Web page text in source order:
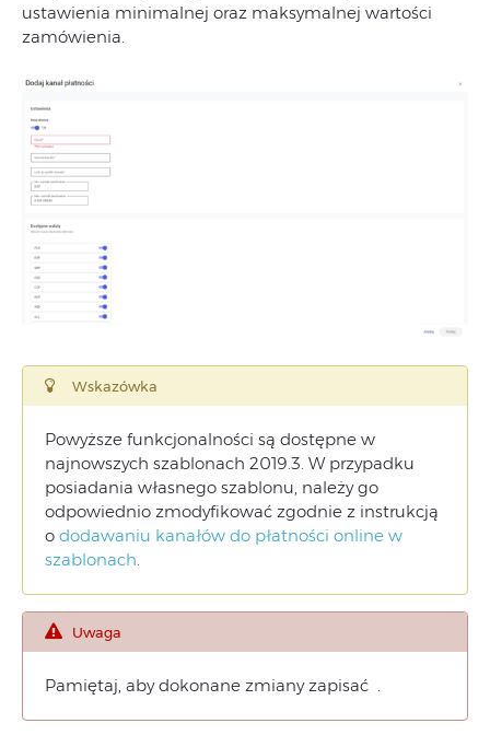
ustawienia minimalnej oraz maksymalnej wartości
zamówienia.
Wskazówka
Powyższe funkcjonalności są dostępne w
najnowszych szablonach 2019.3. W przypadku
posiadania własnego szablonu, należy go
odpowiednio zmodyfikować zgodnie z instrukcją
o dodawaniu kanałów do płatności online w
szablonach.
Uwaga
Pamiętaj, aby dokonane zmiany zapisać .